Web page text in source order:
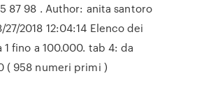
87 98 . Author: anita santoro
2018 12:04:14 Elenco dei
fino a 100.000. tab 4: da
( 958 numeri primi )